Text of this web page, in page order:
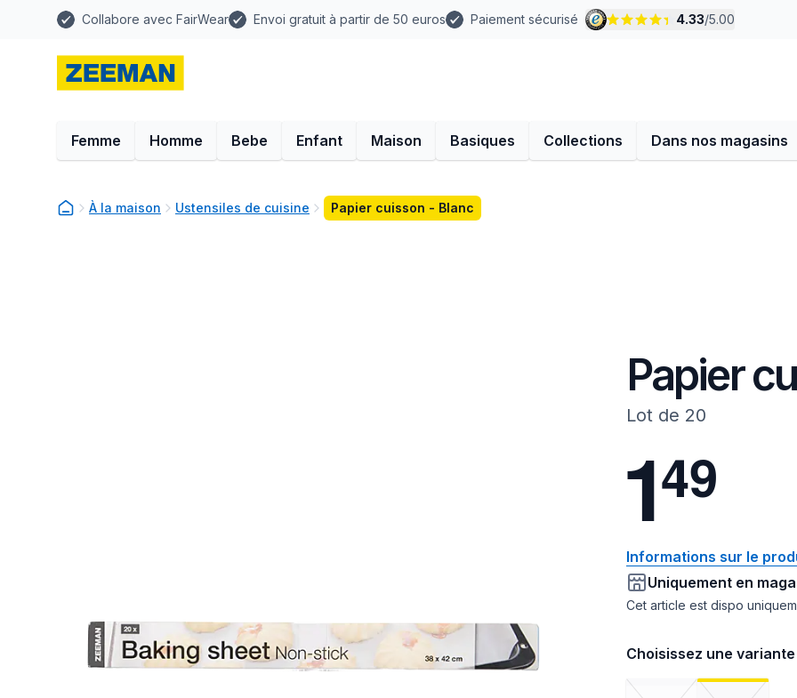
Collabore avec FairWear Envoi gratuit à partir de 50 euros Paiement sécurisé 4.33/5.00
Femme Homme Bebe Enfant Maison Basiques Collections Dans nos magasins
À la maison Ustensiles de cuisine Papier cuisson - Blanc
Papier
Lot de 20
149
Informations sur le
Uniquement en
Cet article est dispo
Choisissez une variante